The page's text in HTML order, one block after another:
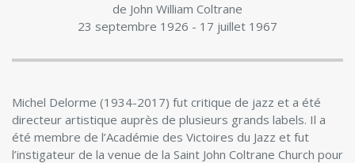
de John William Coltrane
23 septembre 1926 - 17 juillet 1967
Michel Delorme (1934-2017) fut critique de jazz et a été
directeur artistique auprès de plusieurs grands labels. Il a
été membre de l’Académie des Victoires du Jazz et fut
l’instigateur de la venue de la Saint John Coltrane Church pour